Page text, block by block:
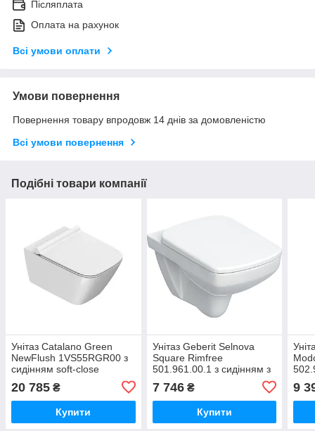
Післяплата
Оплата на рахунок
Всі умови оплати
Умови повернення
Повернення товару впродовж 14 днів за домовленістю
Всі умови повернення
Подібні товари компанії
Унітаз Catalano Green
NewFlush 1VS55RGR00 з
сидінням soft-close
20 785 ₴
Купити
Унітаз Geberit Selnova
Square Rimfree
501.961.00.1 з сидінням з
7 746₴
Купити
9